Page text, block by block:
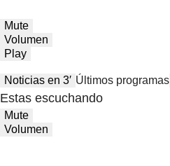
Mute
Volumen
Play
Noticias en 3′ Últimos programas
Estas escuchando
Mute
Volumen